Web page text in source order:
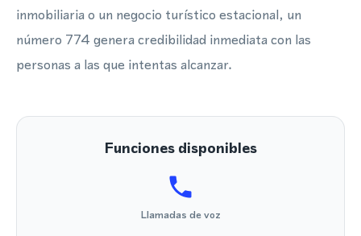
inmobiliaria o un negocio turístico estacional, un
número 774 genera credibilidad inmediata con las
personas a las que intentas alcanzar.
Funciones disponibles
Llamadas de voz